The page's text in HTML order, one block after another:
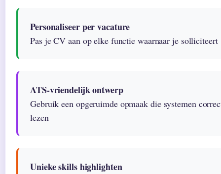
Personaliseer per vacature
Pas je CV aan op elke functie waarnaar je solliciteert
ATS-vriendelijk ontwerp
Gebruik een opgeruimde opmaak die systemen
lezen
Unieke skills highlighten